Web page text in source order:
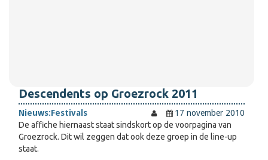
Descendents op Groezrock 2011
Nieuws:Festivals
17 november 2010
De affiche hiernaast staat sindskort op de voorpagina van
Groezrock. Dit wil zeggen dat ook deze groep in de line-up
staat.